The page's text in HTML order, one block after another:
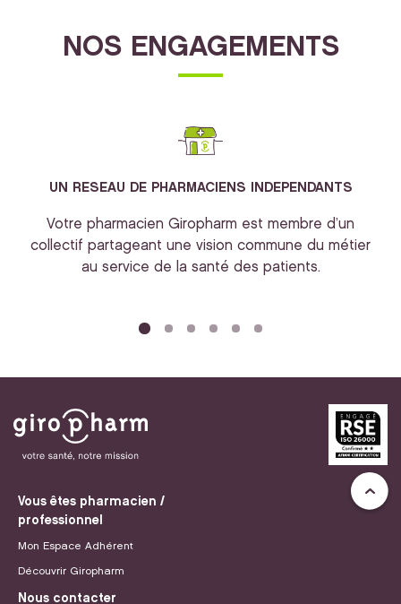
NOS ENGAGEMENTS
UN RESEAU DE PHARMACIENS INDEPENDANTS
Votre pharmacien Giropharm est membre d’un
collectif partageant une vision commune du métier
au service de la santé des patients.
Vous êtes pharmacien /
professionnel
Mon Espace Adhérent
Découvrir Giropharm
Nous contacter